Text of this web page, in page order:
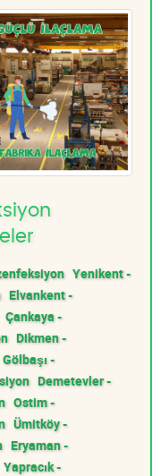
Yenikent -
Elvankent -
Çankaya -
Dikmen -
Gölbaşı -
Demetevler -
Ostim -
Ümitköy -
Eryaman -
Yapracık -